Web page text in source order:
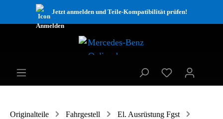
Jetzt anmelden und Teile-Kompatibilität prüfen!
Originalteile Fahrgestell
El. Ausrüstung Fgst